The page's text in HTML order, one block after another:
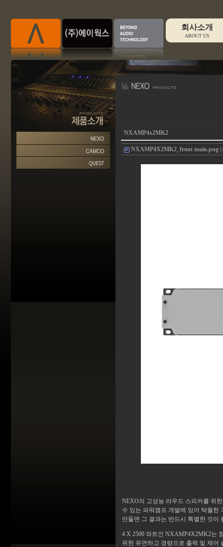
회사소개
ABOUT US
NXAMP4x2MK2
NXAMP4X2MK2_front main.png
NEXO의 고성능 라우드 스피커를 위
수 있는 파워앰프 개발에 있어 탁월한
만들면 그 결과는 반드시 특별한 것이
4 X 2500 와트인 NXAMP4X2MK2는
위한 유연하고 경량으로 출력 및 제어